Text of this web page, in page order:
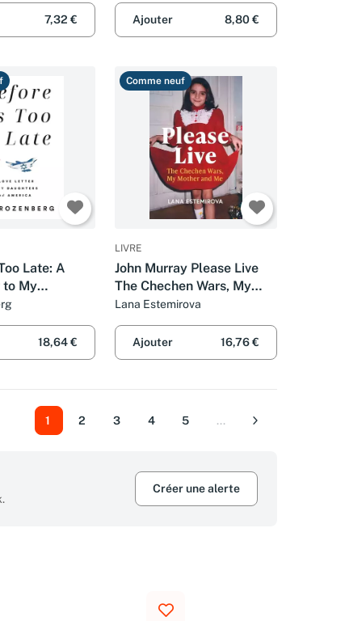
7,32 € Ajouter 8,80 €
Late: A
to My
America
18,64 €
Comme neuf
LIVRE
John Murray Please Live
The Chechen Wars, My
Mother and Me.
Lana Estemirova
Ajouter 16,76 €
1 2 3 4 5 ... Suivant
Créer une alerte